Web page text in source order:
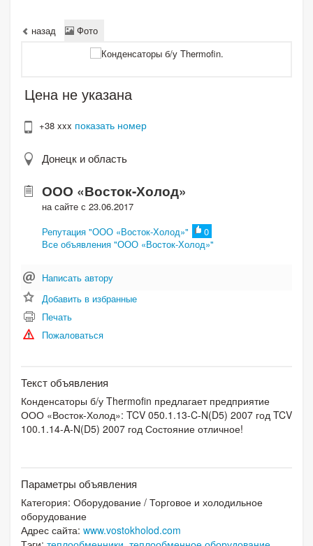
назад Фото
Цена не указана
+38 xxx показать номер
Донецк и область
ООО «Восток-Холод»
на сайте с 23.06.2017
Репутация "ООО «Восток-Холод»"
0
Все объявления "ООО «Восток-Холод»"
Написать автору
Добавить в избранные
Печать
Пожаловаться
Текст объявления
Конденсаторы б/у Thermofin предлагает предприятие
ООО «Восток-Холод»: TCV 050.1.13-C-N(D5) 2007 год TCV
100.1.14-A-N(D5) 2007 год Состояние отличное!
Параметры объявления
Категория: Оборудование / Торговое и холодильное
оборудование
Адрес сайта: www.vostokholod.com